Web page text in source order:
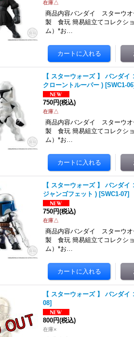
在庫△
商品内容バンダイ スターウ
製 食玩 簡易組立てコレクシ
ム）*お…
【 スターウォーズ 】 バンダ
クローントルーパー ) [SWC1-06]
750円(税込)
在庫△
商品内容バンダイ スターウ
製 食玩 簡易組立てコレクシ
ム）*お…
【 スターウォーズ 】 バンダ
ジャンゴフェット ) [SWC1-07]
750円(税込)
在庫△
商品内容バンダイ スターウ
製 食玩 簡易組立てコレクシ
ム）*お…
【 スターウォーズ 】 バンダ
08]
800円(税込)
在庫×